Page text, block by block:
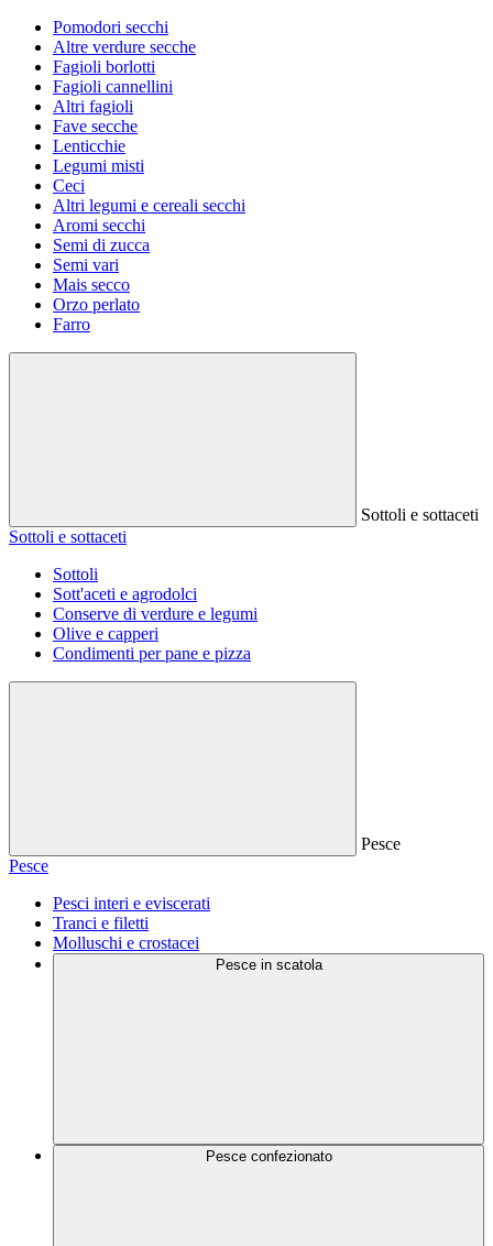
Pomodori secchi
Altre verdure secche
Fagioli borlotti
Fagioli cannellini
Altri fagioli
Fave secche
Lenticchie
Legumi misti
Ceci
Altri legumi e cereali secchi
Aromi secchi
Semi di zucca
Semi vari
Mais secco
Orzo perlato
Farro
Sottoli e sottaceti
Sottoli e sottaceti
Sottoli
Sott'aceti e agrodolci
Conserve di verdure e legumi
Olive e capperi
Condimenti per pane e pizza
Pesce
Pesce
Pesci interi e eviscerati
Tranci e filetti
Molluschi e crostacei
Pesce in scatola
Pesce confezionato